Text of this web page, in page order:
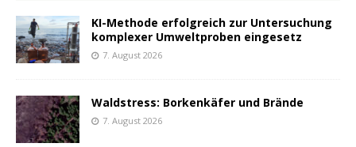
KI-Methode erfolgreich zur Untersuchung
komplexer Umweltproben eingesetz
7. August 2026
Waldstress: Borkenkäfer und Brände
7. August 2026